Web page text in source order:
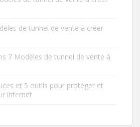
de tunnel de vente à créer
7 Modèles de tunnel de vente à
et 5 outils pour protéger et
internet